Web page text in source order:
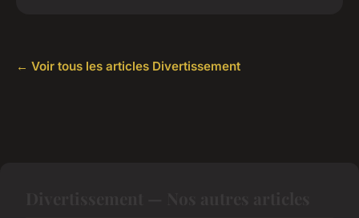
← Voir tous les articles Divertissement